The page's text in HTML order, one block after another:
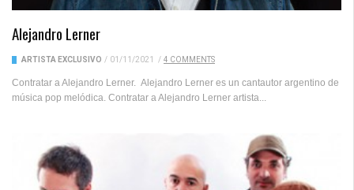
Alejandro Lerner
ARTISTA EXCLUSIVO / 01/11/2021 / 4 COMMENTS
Contratar a Alejandro Lerner. Alejandro Lerner es un cantautor argentino de
música pop melódica. Contratar a Alejandro Lerner artista...